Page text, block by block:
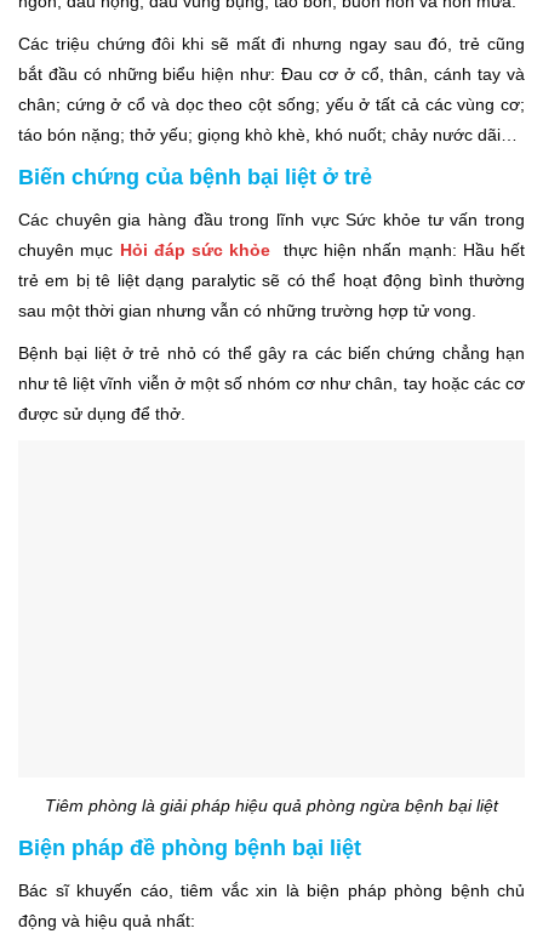
Các triệu chứng đôi khi sẽ mất đi nhưng ngay sau đó, trẻ cũng
bắt đầu có những biểu hiện như: Đau cơ ở cổ, thân, cánh tay và
chân; cứng ở cổ và dọc theo cột sống; yếu ở tất cả các vùng cơ;
táo bón nặng; thở yếu; giọng khò khè, khó nuốt; chảy nước dãi…
Biến chứng của bệnh bại liệt ở trẻ
Các chuyên gia hàng đầu trong lĩnh vực Sức khỏe tư vấn trong
chuyên mục Hỏi đáp sức khỏe thực hiện nhấn mạnh: Hầu hết
trẻ em bị tê liệt dạng paralytic sẽ có thể hoạt động bình thường
sau một thời gian nhưng vẫn có những trường hợp tử vong.
Bệnh bại liệt ở trẻ nhỏ có thể gây ra các biến chứng chẳng hạn
như tê liệt vĩnh viễn ở một số nhóm cơ như chân, tay hoặc các cơ
được sử dụng để thở.
Tiêm phòng là giải pháp hiệu quả phòng ngừa bệnh bại liệt
Biện pháp đề phòng bệnh bại liệt
Bác sĩ khuyến cáo, tiêm vắc xin là biện pháp phòng bệnh chủ
động và hiệu quả nhất: